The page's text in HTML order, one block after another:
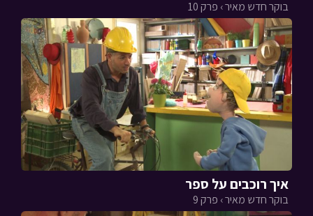
בוקר חדש מאיר › פרק 10
איך רוכבים על ספר
בוקר חדש מאיר › פרק 9